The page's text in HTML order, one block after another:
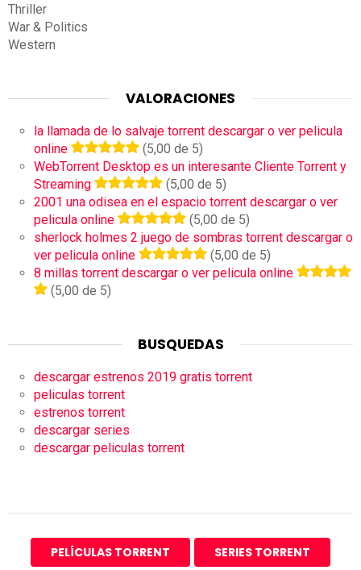
Thriller
War & Politics
Western
VALORACIONES
la llamada de lo salvaje torrent descargar o ver pelicula
online
(5,00 de 5)
WebTorrent Desktop es un interesante Cliente Torrent y
Streaming
(5,00 de 5)
2001 una odisea en el espacio torrent descargar o ver
pelicula online
(5,00 de 5)
sherlock holmes 2 juego de sombras torrent descargar o
ver pelicula online
(5,00 de 5)
8 millas torrent descargar o ver pelicula online
(5,00 de 5)
BUSQUEDAS
descargar estrenos 2019 gratis torrent
peliculas torrent
estrenos torrent
descargar series
descargar peliculas torrent
PELÍCULAS TORRENT SERIES TORRENT